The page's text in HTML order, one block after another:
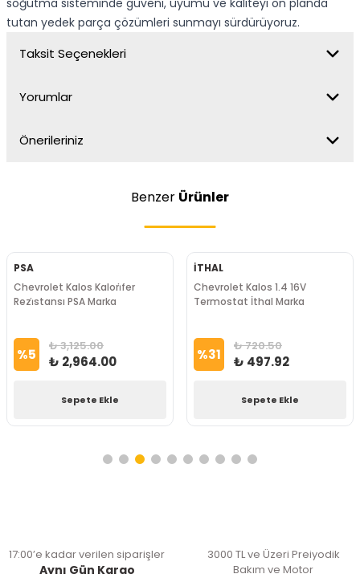
soğutma sisteminde güveni, uyumu ve kaliteyi ön planda
tutan yedek parça çözümleri sunmayı sürdürüyoruz.
Taksit Seçenekleri
Yorumlar
Önerileriniz
Benzer Ürünler
PSA
Chevrolet Kalos Kalori̇fer
Rezi̇stansı PSA Marka
%5 ₺ 3,125.00
₺ 2,964.00
Sepete Ekle
İTHAL
Chevrolet Kalos 1.4 16V
Termostat İthal Marka
%31 ₺ 720.50
₺ 497.92
Sepete Ekle
17:00’e kadar verilen siparişler
Aynı Gün Kargo
3000 TL ve Üzeri Preiyodik
Bakım ve Motor